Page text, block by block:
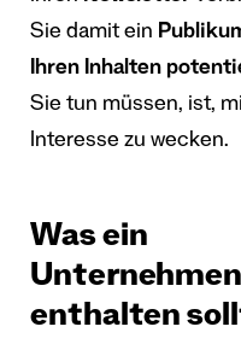
Sie damit ein
Ihren Inhalten
Sie tun müssen, ist,
Interesse zu wecken.
Was ein
enthalten